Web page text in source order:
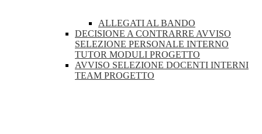
ALLEGATI AL BANDO
DECISIONE A CONTRARRE AVVISO
SELEZIONE PERSONALE INTERNO
TUTOR MODULI PROGETTO
AVVISO SELEZIONE DOCENTI INTERNI
TEAM PROGETTO